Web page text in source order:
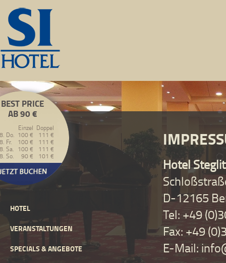
BEST PRICE
AB 90 €
Einzel Doppel
Do. 100 €
111 €
Fr.
100 €
111 €
Sa. 100 €
111 €
So.
90 € 101 €
HOTEL
VERANSTALTUNGEN
SPECIALS & ANGEBOTE
Hotel
D-12165
Tel: +49
Fax: +49
E-Mail: